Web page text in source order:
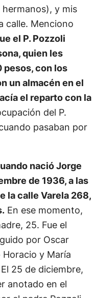
y mis
calle. Menciono
el P. Pozzoli
quien les
con los
un almacén en el
el reparto con la
del P.
pasaban por
nació Jorge
de 1936, a las
la calle Varela 268,
En ese momento,
25. Fue el
por Oscar
y María
25 de diciembre,
anotado en el